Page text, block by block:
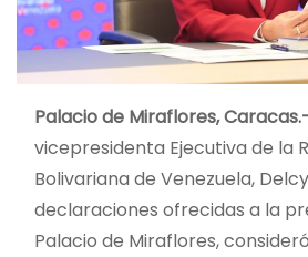
Palacio de Miraflores,
vicepresidenta Ejecutiva de la
Bolivariana de Venezuela,
declaraciones ofrecidas a la
Palacio de Miraflores,